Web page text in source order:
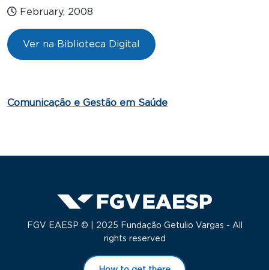
February, 2008
Ver na Biblioteca Digital
Comunicação e Gestão em Saúde
FGV EAESP © | 2025 Fundação Getulio Vargas - All
rights reserved